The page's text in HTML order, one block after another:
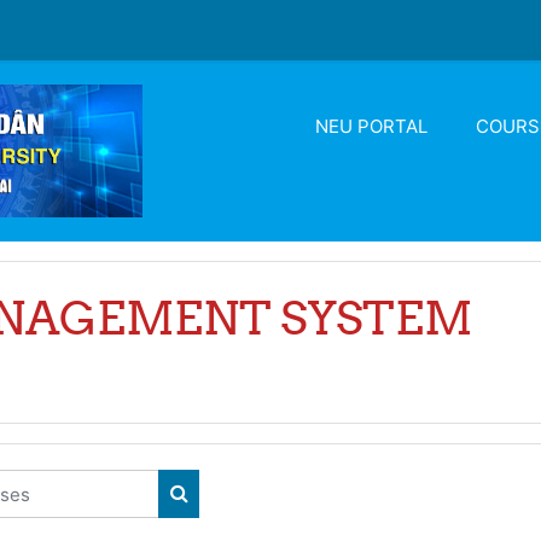
NEU PORTAL
SYSTEM
SEARCH COURSES